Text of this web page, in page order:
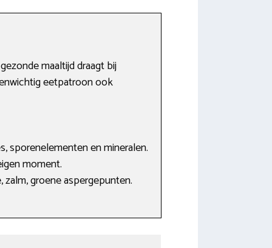
maaltijd draagt bij
eetpatroon ook
sporenelementen en mineralen.
moment.
groene aspergepunten.